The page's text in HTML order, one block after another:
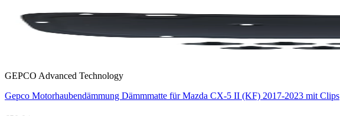
GEPCO Advanced Technology
Gepco Motorhaubendämmung Dämmmatte für Mazda CX-5 II (KF) 2017-2023 mit Clips